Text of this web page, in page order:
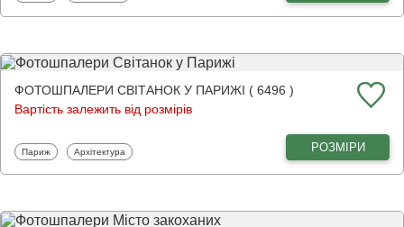
ФОТОШПАЛЕРИ СВІТАНОК У ПАРИЖІ ( 6496 )
Вартість залежить від розмірів
Фотошпалери
Париж Фотошпалери
Архітектура РОЗМІРИ